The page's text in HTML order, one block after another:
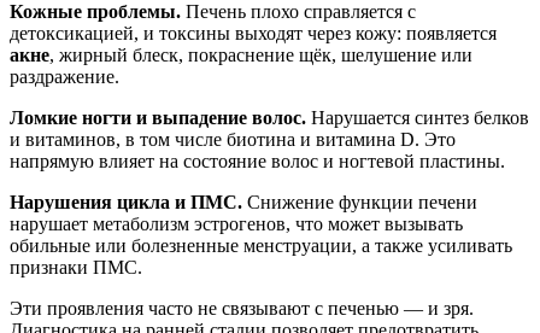
Кожные проблемы. Печень плохо справляется с
детоксикацией, и токсины выходят через кожу: появляется
акне, жирный блеск, покраснение щёк, шелушение или
раздражение.
Ломкие ногти и выпадение волос. Нарушается синтез белков
и витаминов, в том числе биотина и витамина D. Это
напрямую влияет на состояние волос и ногтевой пластины.
Нарушения цикла и ПМС. Снижение функции печени
нарушает метаболизм эстрогенов, что может вызывать
обильные или болезненные менструации, а также усиливать
признаки ПМС.
Эти проявления часто не связывают с печенью — и зря.